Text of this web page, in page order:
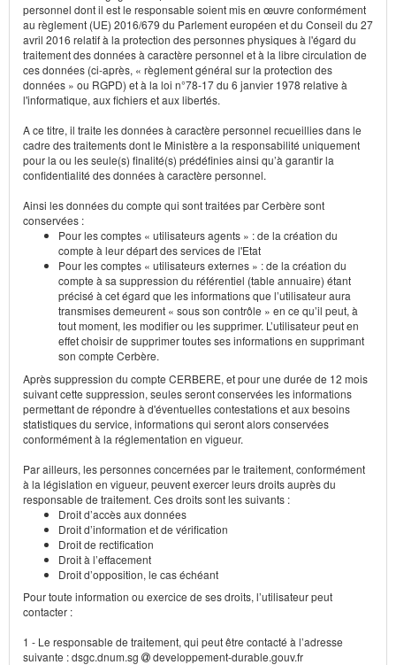
personnel dont il est le responsable soient mis en œuvre conformément
au règlement (UE) 2016/679 du Parlement européen et du Conseil du 27
avril 2016 relatif à la protection des personnes physiques à l'égard du
traitement des données à caractère personnel et à la libre circulation de
ces données (ci-après, « règlement général sur la protection des
données » ou RGPD) et à la loi n°78-17 du 6 janvier 1978 relative à
l'informatique, aux fichiers et aux libertés.
A ce titre, il traite les données à caractère personnel recueillies dans le
cadre des traitements dont le Ministère a la responsabilité uniquement
pour la ou les seule(s) finalité(s) prédéfinies ainsi qu’à garantir la
confidentialité des données à caractère personnel.
Ainsi les données du compte qui sont traitées par Cerbère sont
conservées :
Pour les comptes « utilisateurs agents » : de la création du
compte à leur départ des services de l'Etat
Pour les comptes « utilisateurs externes » : de la création du
compte à sa suppression du référentiel (table annuaire) étant
précisé à cet égard que les informations que l’utilisateur aura
transmises demeurent « sous son contrôle » en ce qu’il peut, à
tout moment, les modifier ou les supprimer. L’utilisateur peut en
effet choisir de supprimer toutes ses informations en supprimant
son compte Cerbère.
Après suppression du compte CERBERE, et pour une durée de 12 mois
suivant cette suppression, seules seront conservées les informations
permettant de répondre à d'éventuelles contestations et aux besoins
statistiques du service, informations qui seront alors conservées
conformément à la réglementation en vigueur.
Par ailleurs, les personnes concernées par le traitement, conformément
à la législation en vigueur, peuvent exercer leurs droits auprès du
responsable de traitement. Ces droits sont les suivants :
Droit d’accès aux données
Droit d’information et de vérification
Droit de rectification
Droit à l’effacement
Droit d’opposition, le cas échéant
Pour toute information ou exercice de ses droits, l’utilisateur peut
contacter :
1 - Le responsable de traitement, qui peut être contacté à l’adresse
suivante : dsgc.dnum.sg
developpement-durable.gouv.fr